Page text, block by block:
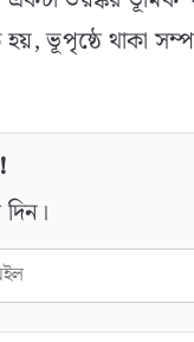
ভূপৃষ্ঠে থাকা